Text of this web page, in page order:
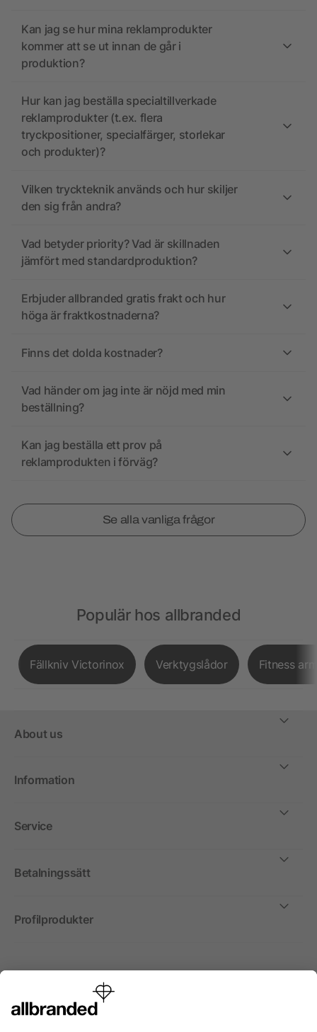
Kan jag se hur mina reklamprodukter
kommer att se ut innan de går i
produktion?
Hur kan jag beställa specialtillverkade
reklamprodukter (t.ex. flera
tryckpositioner, specialfärger, storlekar
och produkter)?
Vilken tryckteknik används och hur skiljer
den sig från andra?
Vad betyder priority? Vad är skillnaden
jämfört med standardproduktion?
Erbjuder allbranded gratis frakt och hur
höga är fraktkostnaderna?
Finns det dolda kostnader?
Vad händer om jag inte är nöjd med min
beställning?
Kan jag beställa ett prov på
reklamprodukten i förväg?
Se alla vanliga frågor
Populär hos allbranded
Fällkniv Victorinox Verktygslådor Fitness
About us
Information
Service
Betalningssätt
Profilprodukter
Internationellt